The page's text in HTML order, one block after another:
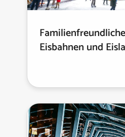
Eisbahnen und